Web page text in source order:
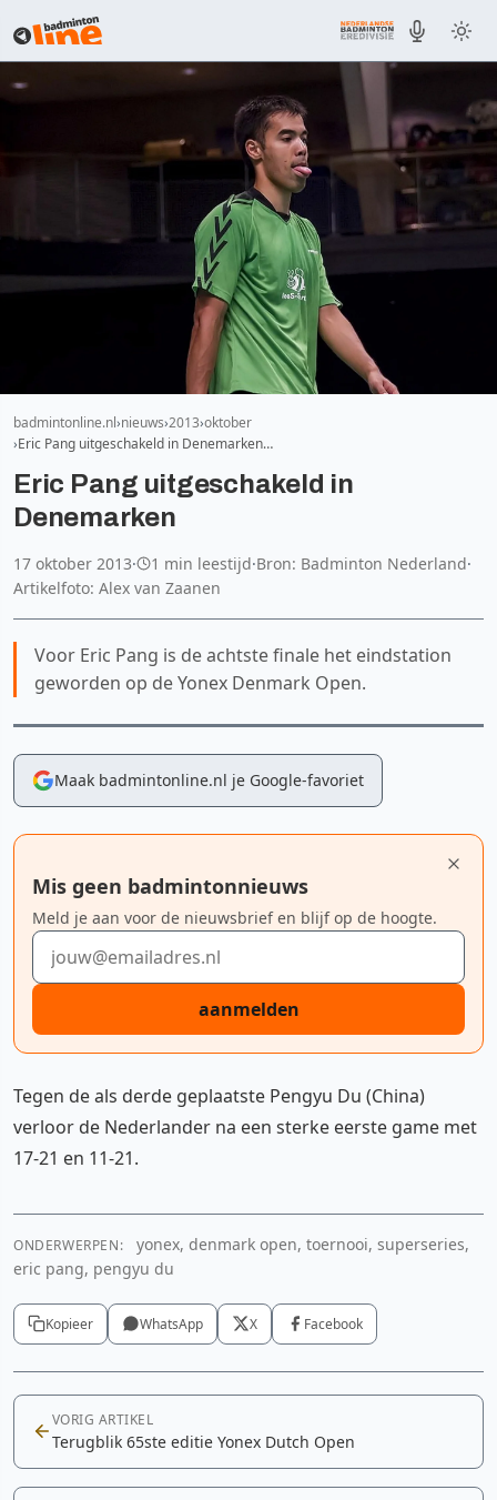
badmintonline.nl nieuws 2013 oktober
Eric Pang uitgeschakeld in Denemarken…
Eric Pang uitgeschakeld in
Denemarken
17 oktober 2013· 1 min leestijd·Bron: Badminton Nederland·
Artikelfoto: Alex van Zaanen
Voor Eric Pang is de achtste finale het eindstation
geworden op de Yonex Denmark Open.
Maak badmintonline.nl je Google-favoriet
Mis geen badmintonnieuws
Meld je aan voor de nieuwsbrief en blijf op de hoogte.
E-mailadres
aanmelden
Tegen de als derde geplaatste Pengyu Du (China)
verloor de Nederlander na een sterke eerste game met
17-21 en 11-21.
ONDERWERPEN:
yonex, denmark open, toernooi, superseries,
eric pang, pengyu du
Kopieer WhatsApp X Facebook
VORIG ARTIKEL
Terugblik 65ste editie Yonex Dutch Open